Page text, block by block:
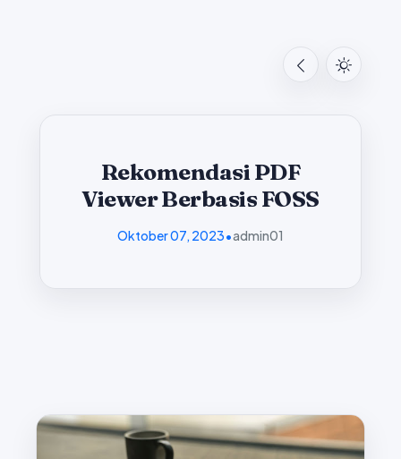
Rekomendasi PDF
Viewer Berbasis FOSS
Oktober 07, 2023•admin01